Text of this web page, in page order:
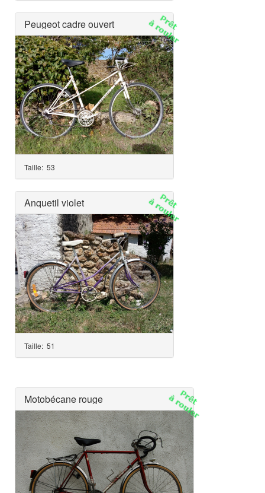
Peugeot cadre ouvert
Taille: 53
Anquetil violet
Taille: 51
Motobécane rouge